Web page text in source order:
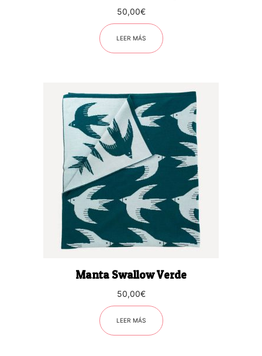
50,00€
LEER MÁS
Manta Swallow Verde
50,00€
LEER MÁS